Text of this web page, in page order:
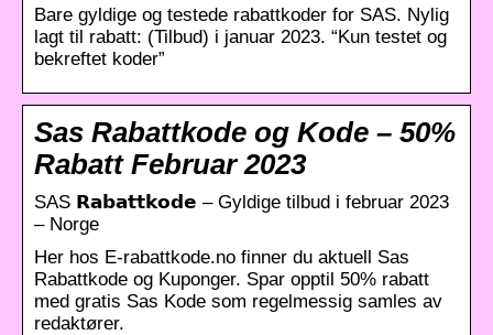
Bare gyldige og testede rabattkoder for SAS. Nylig
lagt til rabatt: (Tilbud) i januar 2023. “Kun testet og
bekreftet koder”
Sas Rabattkode og Kode – 50%
Rabatt Februar 2023
SAS 𝗥𝗮𝗯𝗮𝘁𝘁𝗸𝗼𝗱𝗲 – Gyldige tilbud i februar 2023
– Norge
Her hos E-rabattkode.no finner du aktuell Sas
Rabattkode og Kuponger. Spar opptil 50% rabatt
med gratis Sas Kode som regelmessig samles av
redaktører.